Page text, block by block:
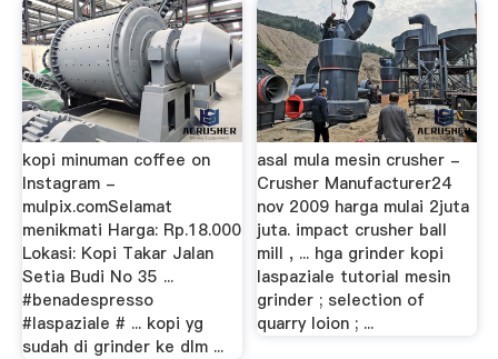
kopi minuman coffee on
Instagram -
mulpix.comSelamat
menikmati Harga: Rp.18.000
Lokasi: Kopi Takar Jalan
Setia Budi No 35 ...
#benadespresso
#laspaziale # ... kopi yg
sudah di grinder ke dlm ...
asal mula mesin crusher -
Crusher Manufacturer24
nov 2009 harga mulai 2juta
juta. impact crusher ball
mill , ... hga grinder kopi
laspaziale tutorial mesin
grinder ; selection of
quarry loion ; ...